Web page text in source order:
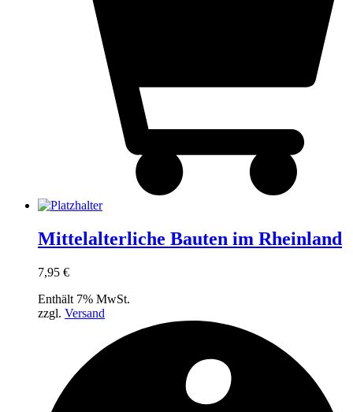
Mittelalterliche Bauten im Rheinland
7,95 €
Enthält 7% MwSt.
zzgl. Versand